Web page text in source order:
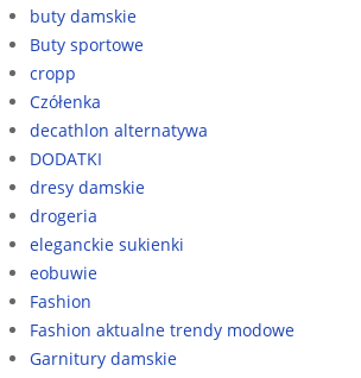
buty damskie
Buty sportowe
cropp
Czółenka
decathlon alternatywa
DODATKI
dresy damskie
drogeria
eleganckie sukienki
eobuwie
Fashion
Fashion aktualne trendy modowe
Garnitury damskie